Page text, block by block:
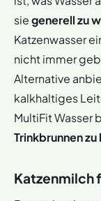
siegenerell zu
Katzenwasser
nicht immer
Alternative
kalkhaltiges
MultiFit Wasser
Trinkbrunnen
Katzenmilch